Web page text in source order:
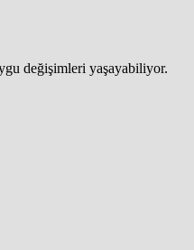
değişimleri yaşayabiliyor.